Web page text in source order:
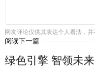
网友评论仅供其表达个人看法，并
阅读下一篇
绿色引擎 智领未